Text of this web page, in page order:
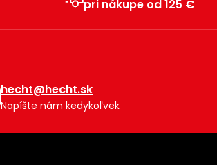
pri nákupe od 125 €
hecht@hecht.sk
Napíšte nám kedykoľvek